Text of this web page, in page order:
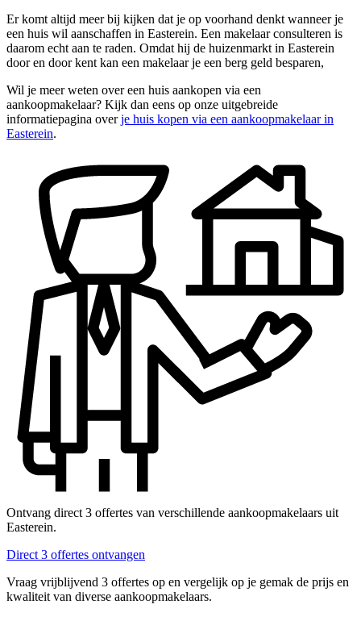
Er komt altijd meer bij kijken dat je op voorhand denkt wanneer je
een huis wil aanschaffen in Easterein. Een makelaar consulteren is
daarom echt aan te raden. Omdat hij de huizenmarkt in Easterein
door en door kent kan een makelaar je een berg geld besparen,
Wil je meer weten over een huis aankopen via een
aankoopmakelaar? Kijk dan eens op onze uitgebreide
informatiepagina overje huis kopen via een aankoopmakelaar in
Easterein.
Ontvang direct 3 offertes van verschillende aankoopmakelaars uit
Easterein.
Direct 3 offertes ontvangen
Vraag vrijblijvend 3 offertes op en vergelijk op je gemak de prijs en
kwaliteit van diverse aankoopmakelaars.